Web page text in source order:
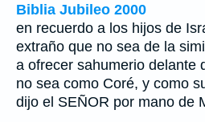
Biblia Jubileo 2000
en recuerdo a los hijos de
extraño que no sea de la
a ofrecer sahumerio delante
no sea como Coré, y como
dijo el SEÑOR por mano de